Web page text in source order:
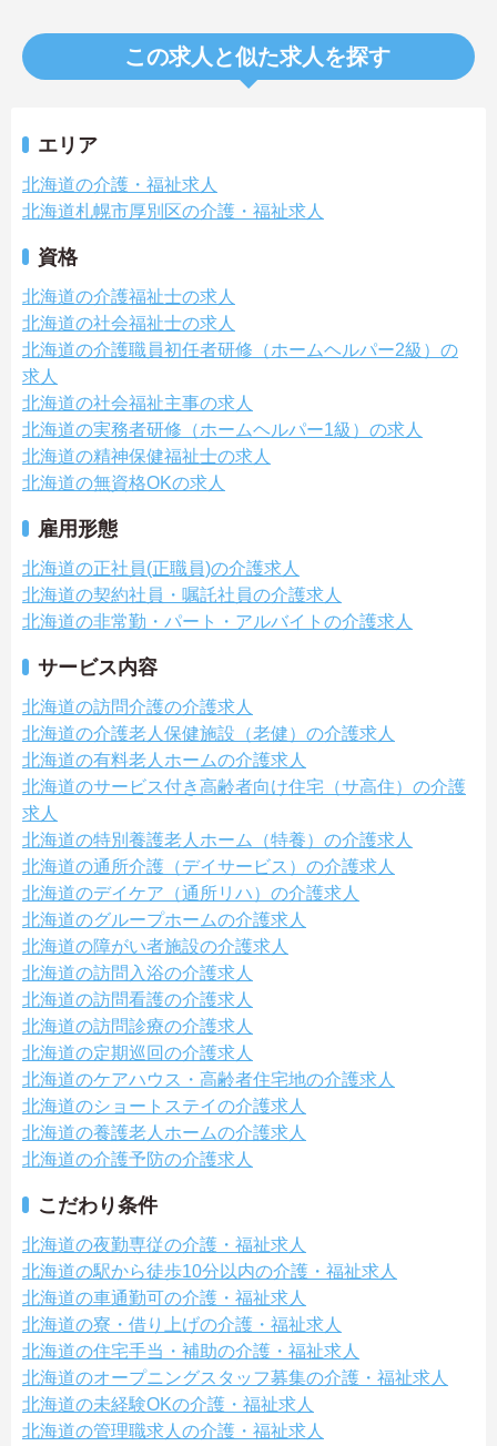
この求人と似た求人を探す
エリア
北海道の介護・福祉求人
北海道札幌市厚別区の介護・福祉求人
資格
北海道の介護福祉士の求人
北海道の社会福祉士の求人
北海道の介護職員初任者研修（ホームヘルパー2級）の
求人
北海道の社会福祉主事の求人
北海道の実務者研修（ホームヘルパー1級）の求人
北海道の精神保健福祉士の求人
北海道の無資格OKの求人
雇用形態
北海道の正社員(正職員)の介護求人
北海道の契約社員・嘱託社員の介護求人
北海道の非常勤・パート・アルバイトの介護求人
サービス内容
北海道の訪問介護の介護求人
北海道の介護老人保健施設（老健）の介護求人
北海道の有料老人ホームの介護求人
北海道のサービス付き高齢者向け住宅（サ高住）の介護
求人
北海道の特別養護老人ホーム（特養）の介護求人
北海道の通所介護（デイサービス）の介護求人
北海道のデイケア（通所リハ）の介護求人
北海道のグループホームの介護求人
北海道の障がい者施設の介護求人
北海道の訪問入浴の介護求人
北海道の訪問看護の介護求人
北海道の訪問診療の介護求人
北海道の定期巡回の介護求人
北海道のケアハウス・高齢者住宅地の介護求人
北海道のショートステイの介護求人
北海道の養護老人ホームの介護求人
北海道の介護予防の介護求人
こだわり条件
北海道の夜勤専従の介護・福祉求人
北海道の駅から徒歩10分以内の介護・福祉求人
北海道の車通勤可の介護・福祉求人
北海道の寮・借り上げの介護・福祉求人
北海道の住宅手当・補助の介護・福祉求人
北海道のオープニングスタッフ募集の介護・福祉求人
北海道の未経験OKの介護・福祉求人
北海道の管理職求人の介護・福祉求人